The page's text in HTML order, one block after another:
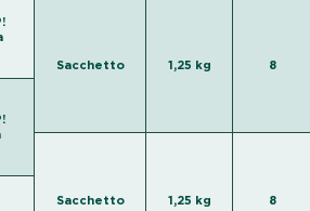
Sacchetto 1,25 kg 8
Sacchetto 1,25 kg 8